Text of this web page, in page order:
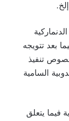
بعد تتويجه
تنفيذ
السامية
فيما يتعلق